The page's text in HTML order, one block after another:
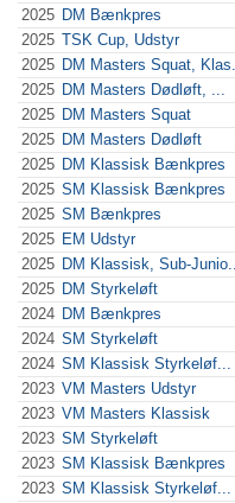
2025 DM Bænkpres
2025 TSK Cup, Udstyr
2025 DM Masters Squat,
2025 DM Masters Dødløft, ...
2025 DM Masters Squat
2025 DM Masters Dødløft
2025 DM Klassisk Bænkpres
2025 SM Klassisk Bænkpres
2025 SM Bænkpres
2025 EM Udstyr
2025 DM Klassisk, Sub-
2025 DM Styrkeløft
2024 DM Bænkpres
2024 SM Styrkeløft
2024 SM Klassisk Styrkeløf...
2023 VM Masters Udstyr
2023 VM Masters Klassisk
2023 SM Styrkeløft
2023 SM Klassisk Bænkpres
2023 SM Klassisk Styrkeløf...